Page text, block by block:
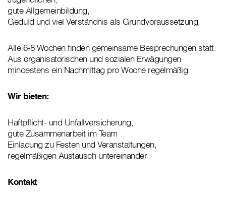
gute Allgemeinbildung,
Geduld und viel Verständnis als Grundvoraussetzung.
Alle 6-8 Wochen finden gemeinsame Besprechungen statt.
Aus organisatorischen und sozialen Erwägungen
mindestens ein Nachmittag pro Woche regelmäßig.
Wir bieten:
Haftpflicht- und Unfallversicherung,
gute Zusammenarbeit im Team
Einladung zu Festen und Veranstaltungen,
regelmäßigen Austausch untereinander
Kontakt